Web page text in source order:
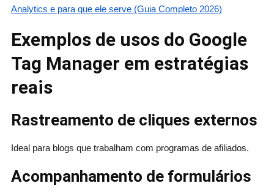
Analytics e para que ele serve (Guia Completo 2026)
Exemplos de usos do Google
Tag Manager em estratégias
reais
Rastreamento de cliques externos
Ideal para blogs que trabalham com programas de afiliados.
Acompanhamento de formulários